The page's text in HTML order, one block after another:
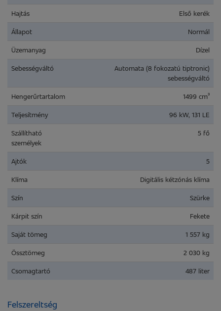
Hajtás
Első kerék
Állapot
Normál
Üzemanyag
Dízel
Sebességváltó
Automata (8 fokozatú tiptronic)
sebességváltó
Hengerűrtartalom
1499 cm³
Teljesítmény
96 kW, 131 LE
Szállítható
személyek
5 fő
Ajtók
5
Klíma
Digitális kétzónás klíma
Szín
Szürke
Kárpit szín
Fekete
Saját tömeg
1 557 kg
Össztömeg
2 030 kg
Csomagtartó
487 liter
Felszereltség